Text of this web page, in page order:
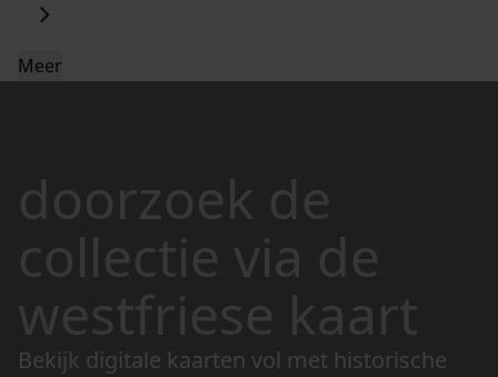
Meer
doorzoek de
collectie via de
westfriese kaart
Bekijk digitale kaarten vol met historische